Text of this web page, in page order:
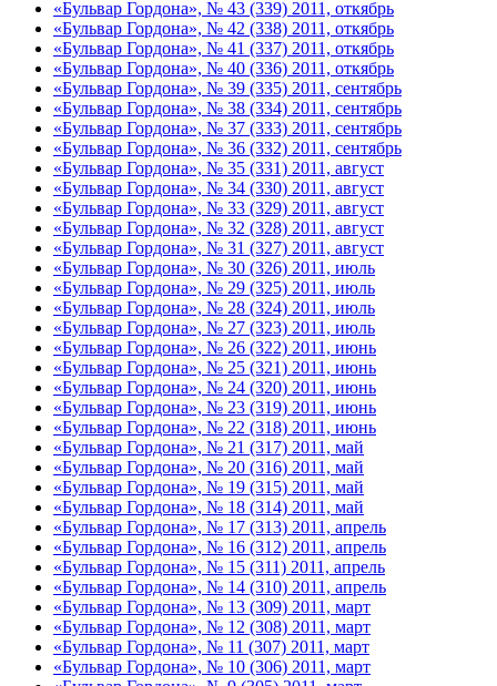
«Бульвар Гордона», № 43 (339) 2011, откябрь
«Бульвар Гордона», № 42 (338) 2011, откябрь
«Бульвар Гордона», № 41 (337) 2011, откябрь
«Бульвар Гордона», № 40 (336) 2011, откябрь
«Бульвар Гордона», № 39 (335) 2011, сентябрь
«Бульвар Гордона», № 38 (334) 2011, сентябрь
«Бульвар Гордона», № 37 (333) 2011, сентябрь
«Бульвар Гордона», № 36 (332) 2011, сентябрь
«Бульвар Гордона», № 35 (331) 2011, август
«Бульвар Гордона», № 34 (330) 2011, август
«Бульвар Гордона», № 33 (329) 2011, август
«Бульвар Гордона», № 32 (328) 2011, август
«Бульвар Гордона», № 31 (327) 2011, август
«Бульвар Гордона», № 30 (326) 2011, июль
«Бульвар Гордона», № 29 (325) 2011, июль
«Бульвар Гордона», № 28 (324) 2011, июль
«Бульвар Гордона», № 27 (323) 2011, июль
«Бульвар Гордона», № 26 (322) 2011, июнь
«Бульвар Гордона», № 25 (321) 2011, июнь
«Бульвар Гордона», № 24 (320) 2011, июнь
«Бульвар Гордона», № 23 (319) 2011, июнь
«Бульвар Гордона», № 22 (318) 2011, июнь
«Бульвар Гордона», № 21 (317) 2011, май
«Бульвар Гордона», № 20 (316) 2011, май
«Бульвар Гордона», № 19 (315) 2011, май
«Бульвар Гордона», № 18 (314) 2011, май
«Бульвар Гордона», № 17 (313) 2011, апрель
«Бульвар Гордона», № 16 (312) 2011, апрель
«Бульвар Гордона», № 15 (311) 2011, апрель
«Бульвар Гордона», № 14 (310) 2011, апрель
«Бульвар Гордона», № 13 (309) 2011, март
«Бульвар Гордона», № 12 (308) 2011, март
«Бульвар Гордона», № 11 (307) 2011, март
«Бульвар Гордона», № 10 (306) 2011, март